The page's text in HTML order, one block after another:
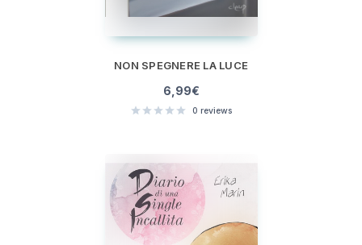
NON SPEGNERE LA LUCE
6,99€
0 reviews